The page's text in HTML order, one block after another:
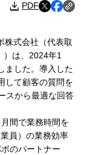
PDF
式会社（代表取
）は、2024年1
ました。導入した
して顧客の質問を
スから最適な回答
間で業務時間を
員）の業務効率
のパートナー